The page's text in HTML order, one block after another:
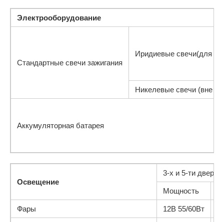
Электрооборудование
Стандартные свечи зажигания
Иридиевые свечи(для
Никелевые свечи (вне
Аккумуляторная батарея
Освещение
3-х и 5-ти
Мощность
Фары 12В 55/60Вт